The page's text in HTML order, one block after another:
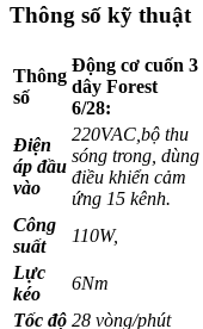
Thông số kỹ thuật
Thông
số
Động cơ cuốn 3
dây Forest
6/28:
Điện
áp đầu
vào
220VAC,bộ thu
sóng trong, dùng
điều khiển cảm
ứng 15 kênh.
Công
suất
110W,
Lực
kéo
6Nm
Tốc độ 28 vòng/phút